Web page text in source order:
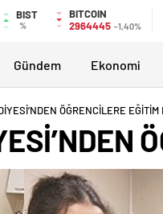
BIST
%
BITCOIN
2964445 -1,40%
Gündem Ekonomi
ÖĞRENCİLERE EĞİTİM